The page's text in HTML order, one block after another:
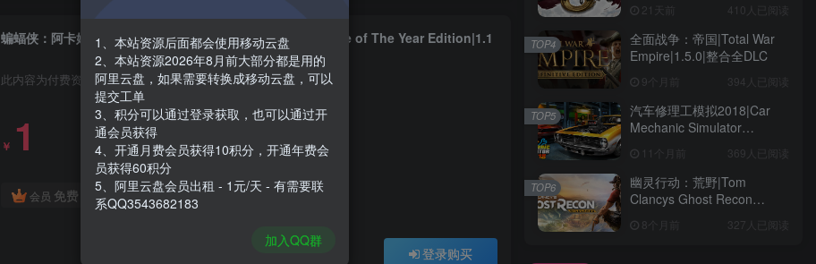
蝙蝠侠：阿卡姆疯人院年度版|Batman Arkham Asylum Game of The Year Edition|1.1
此内容为付费资源，请付费后查看
￥ 1
会员 免费
登录购买
21天前 410人已阅读
全面战争：帝国|Total War
Empire|1.5.0|整合全DLC
9个月前 394人已阅读
TOP4
汽车修理工模拟2018|Car
Mechanic Simulator
11个月前 369人已阅读
TOP5
幽灵行动：荒野|Tom
Clancys Ghost Recon
DLC8个月前 327人已阅读
TOP6
1、本站资源后面都会使用移动云盘
2、本站资源2026年8月前大部分都是用的
阿里云盘，如果需要转换成移动云盘，可以
提交工单
3、积分可以通过登录获取，也可以通过开
通会员获得
4、开通月费会员获得10积分，开通年费会
员获得60积分
5、阿里云盘会员出租 - 1元/天 - 有需要联
系QQ3543682183
加入QQ群